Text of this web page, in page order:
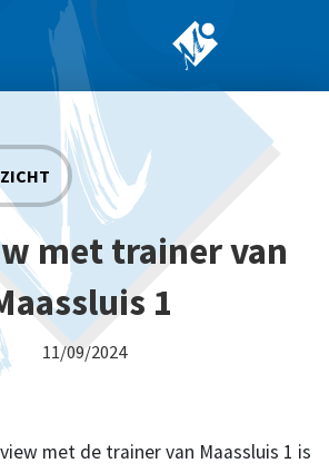
met trainer van
1
11/09/2024
met de trainer van Maassluis 1 is